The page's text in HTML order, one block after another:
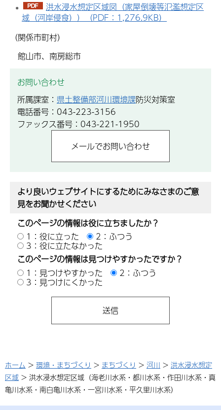
洪水浸水想定区域図（家屋倒壊等氾濫想定区
域（河岸侵食））（PDF：1,276.9KB）
（関係市町村）
館山市、南房総市
お問い合わせ
所属課室： 県土整備部河川環境課防災対策室
電話番号：043-223-3156
ファックス番号：043-221-1950
より良いウェブサイトにするためにみなさまのご意
見をお聞かせください
このページの情報は役に立ちましたか？
1：役に立った
2：ふつう
3：役に立たなかった
このページの情報は見つけやすかったですか？
1：見つけやすかった
2：ふつう
3：見つけにくかった
ホーム > 環境・まちづくり > まちづくり > 河川 > 洪水浸水想定
区域 > 洪水浸水想定区域（海老川水系・都川水系・作田川水系・真
亀川水系・南白亀川水系・一宮川水系・平久里川水系）